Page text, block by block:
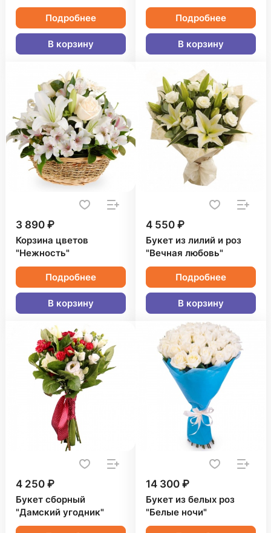
Подробнее
В корзину
Подробнее
В корзину
3 890 ₽
Корзина цветов
"Нежность"
Подробнее
В корзину
4 550 ₽
Букет из лилий и роз
"Вечная любовь"
Подробнее
В корзину
4 250 ₽
Букет сборный
"Дамский угодник"
14 300 ₽
Букет из белых роз
"Белые ночи"